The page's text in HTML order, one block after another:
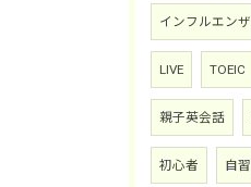
インフルエンザ
LIVE TOEIC
親子英会話
初心者 自習